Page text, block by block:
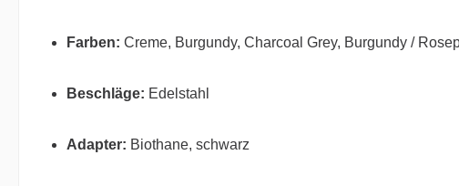
Farben: Creme, Burgundy, Charcoal Grey, Burgundy /
Beschläge: Edelstahl
Adapter: Biothane, schwarz